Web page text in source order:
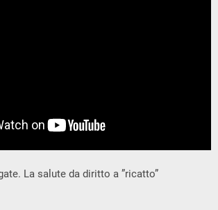
La salute da diritto a ”ricatto”